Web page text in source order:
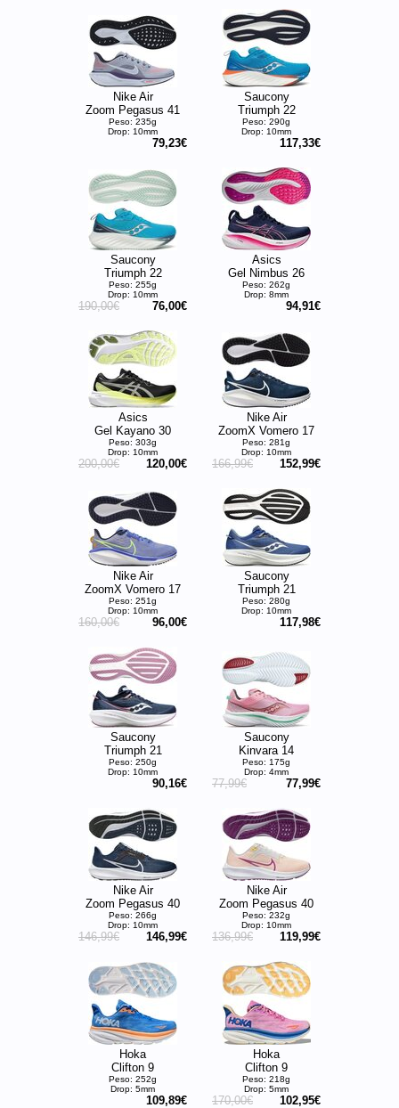
Nike Air
Zoom Pegasus 41
Peso: 235g
Drop: 10mm
79,23€
Saucony
Triumph 22
Peso: 290g
Drop: 10mm
117,33€
Saucony
Triumph 22
Peso: 255g
Drop: 10mm
190,00€ 76,00€
Asics
Gel Nimbus 26
Peso: 262g
Drop: 8mm
94,91€
Asics
Gel Kayano 30
Peso: 303g
Drop: 10mm
200,00€ 120,00€
Nike Air
ZoomX Vomero 17
Peso: 281g
Drop: 10mm
166,99€ 152,99€
Nike Air
ZoomX Vomero 17
Peso: 251g
Drop: 10mm
160,00€ 96,00€
Saucony
Triumph 21
Peso: 280g
Drop: 10mm
117,98€
Saucony
Triumph 21
Peso: 250g
Drop: 10mm
90,16€
Saucony
Kinvara 14
Peso: 175g
Drop: 4mm
77,99€ 77,99€
Nike Air
Zoom Pegasus 40
Peso: 266g
Drop: 10mm
146,99€ 146,99€
Nike Air
Zoom Pegasus 40
Peso: 232g
Drop: 10mm
136,99€ 119,99€
Hoka
Clifton 9
Peso: 252g
Drop: 5mm
109,89€
Hoka
Clifton 9
Peso: 218g
Drop: 5mm
170,00€ 102,95€